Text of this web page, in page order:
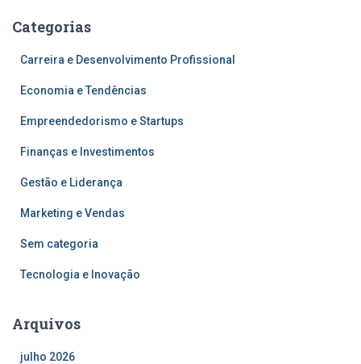
Categorias
Carreira e Desenvolvimento Profissional
Economia e Tendências
Empreendedorismo e Startups
Finanças e Investimentos
Gestão e Liderança
Marketing e Vendas
Sem categoria
Tecnologia e Inovação
Arquivos
julho 2026